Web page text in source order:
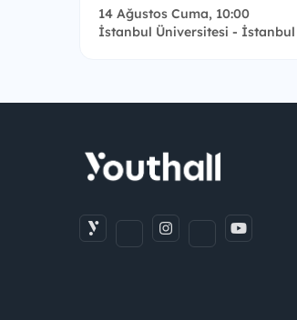
14 Ağustos Cuma, 10:00
İstanbul Üniversitesi - İstanbul